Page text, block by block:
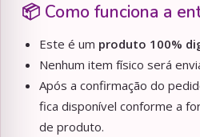
📦 Como funciona a
Este é um produto 100%
Nenhum item físico será
Após a confirmação do
fica disponível conforme a
de produto.